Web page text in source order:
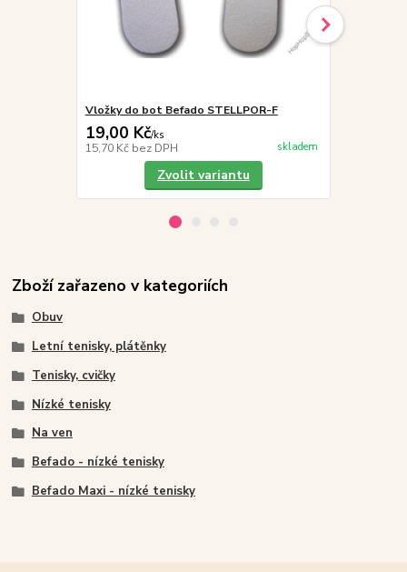
Vložky do bot Befado STELLPOR-F
19,00 Kč/ks
15,70 Kč bez DPH skladem
Zvolit variantu
Zboží zařazeno v kategoriích
Obuv
Letní tenisky, plátěnky
Tenisky, cvičky
Nízké tenisky
Na ven
Befado - nízké tenisky
Befado Maxi - nízké tenisky